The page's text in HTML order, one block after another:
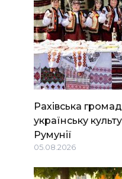
Рахівська
українську
Румунії
05.08.2026